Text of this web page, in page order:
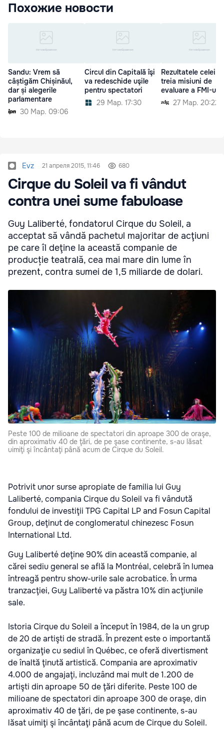
Похожие новости
Sandu: Vrem să
câștigăm Chișinăul,
dar și alegerile
parlamentare
30 Мар. 09:06
Circul din Capitală îşi
va redeschide uşile
pentru spectatori
29 Мар. 17:30
Rezultatele celei
treia misiuni de
evaluare a FMI-ului
27 Мар. 20:22
Evz 21 апреля 2015, 11:46 680
Cirque du Soleil va fi vândut
contra unei sume fabuloase
Guy Laliberté, fondatorul Cirque du Soleil, a
acceptat să vândă pachetul majoritar de acţiuni
pe care îl deţine la această companie de
producție teatrală, cea mai mare din lume în
prezent, contra sumei de 1,5 miliarde de dolari.
Peste 100 de milioane de spectatori din aproape 300 de oraşe,
din aproximativ 40 de ţări, de pe şase continente, s-au lăsat
uimiţi şi încântaţi până acum de Cirque du Soleil.
Potrivit unor surse apropiate de familia lui Guy
Laliberté, compania Cirque du Soleil va fi vândută
fondului de investiţii TPG Capital LP and Fosun Capital
Group, deţinut de conglomeratul chinezesc Fosun
International Ltd.
Guy Laliberté deţine 90% din această companie, al
cărei sediu general se află la Montréal, celebră în lumea
întreagă pentru show-urile sale acrobatice. În urma
tranzacţiei, Guy Laliberté va păstra 10% din acţiunile
sale.
Istoria Cirque du Soleil a început în 1984, de la un grup
de 20 de artişti de stradă. În prezent este o importantă
organizaţie cu sediul în Québec, ce oferă divertisment
de înaltă ţinută artistică. Compania are aproximativ
4.000 de angajaţi, incluzând mai mult de 1.200 de
artişti din aproape 50 de ţări diferite. Peste 100 de
milioane de spectatori din aproape 300 de oraşe, din
aproximativ 40 de ţări, de pe şase continente, s-au
lăsat uimiţi şi încântaţi până acum de Cirque du Soleil.